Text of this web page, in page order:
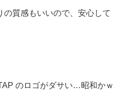
の質感もいいので、安心して
のロゴがダサい…昭和かｗ